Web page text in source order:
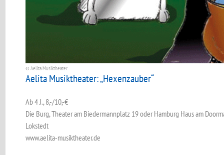
© Aelita Musiktheater
Aelita Musiktheater: „Hexenzauber“
Ab 4 J., 8,-/10,-€
Die Burg, Theater am Biedermannplatz 19 oder Hamburg Haus am
Lokstedt
www.aelita-musiktheater.de